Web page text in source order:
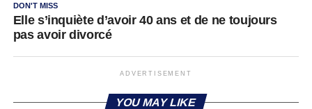
DON'T MISS
Elle s’inquiète d’avoir 40 ans et de ne toujours
pas avoir divorcé
ADVERTISEMENT
YOU MAY LIKE